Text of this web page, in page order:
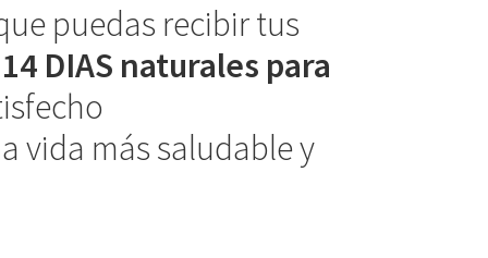
puedas recibir tus
14 DIAS naturales para
vida más saludable y